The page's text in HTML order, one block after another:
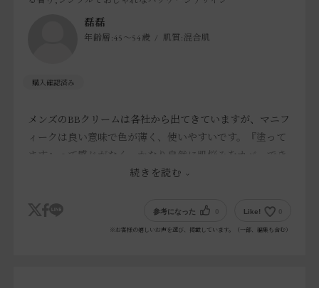
磊磊
年齢層:45～54歳 肌質:混合肌
メンズのBBクリームは各社から出てきていますが、マニフ
ィークは良い意味で色が薄く、使いやすいです。『塗って
ます』って感じがなく、かなり自然に肌悩みをカバーでき
ます。クマやシミは隠せないです。
てルースパウダーで仕上げてます。
続きを読む
参考になった 0 Like! 0
※お客様の嬉しいお声を選び、掲載しています。（一部、編集も含む）